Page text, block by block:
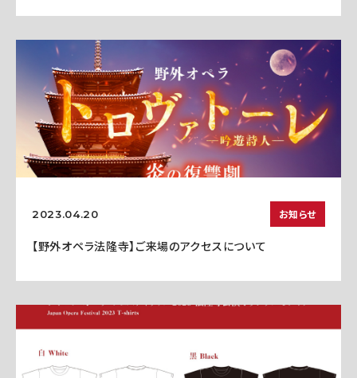
2023.04.20 お知らせ
【野外オペラ法隆寺】ご来場のアクセスについて